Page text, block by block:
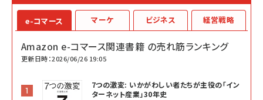
e-コマース
Amazon e-コマース関連書籍 の売れ筋ランキング
更新日時：2026/06/26 19:05
7つの激変: いかがわしい者たちが主役の「イン
ターネット産業」30年史
マーケ ビジネス 経営戦略